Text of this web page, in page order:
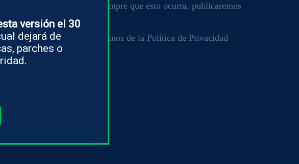
momento. No obstante, siempre que esto ocurra, publicaremos
acuerdo y acepta los términos de la Política de Privacidad
visite.
versión el 30
dejará de
parches o